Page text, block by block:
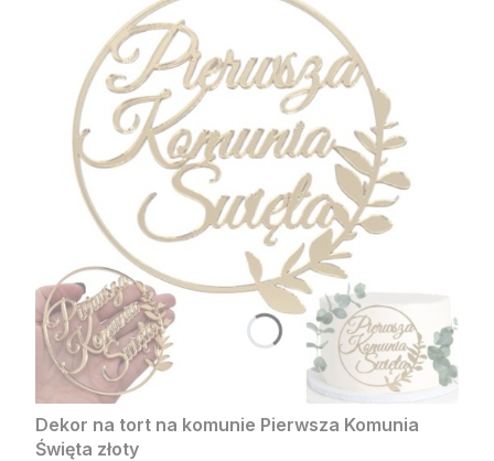
Dekor na tort na komunie Pierwsza Komunia
Święta złoty